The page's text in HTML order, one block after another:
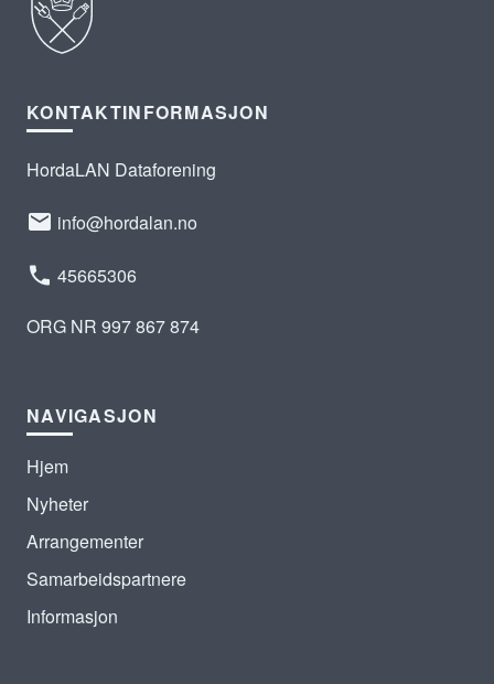
KONTAKTINFORMASJON
HordaLAN Dataforening
info@hordalan.no
45665306
ORG NR 997 867 874
NAVIGASJON
Hjem
Nyheter
Arrangementer
Samarbeidspartnere
Informasjon